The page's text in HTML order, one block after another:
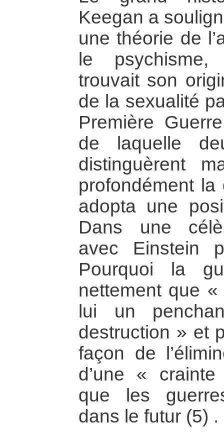
Keegan a
une théorie de
le psychisme,
trouvait son
de la sexualité
Première
de laquelle
distinguèrent
profondément
adopta une
Dans une
avec Einstein
Pourquoi la
nettement que «
lui un
destruction » et
façon de
d’une «
que les
dans le futur (5) .